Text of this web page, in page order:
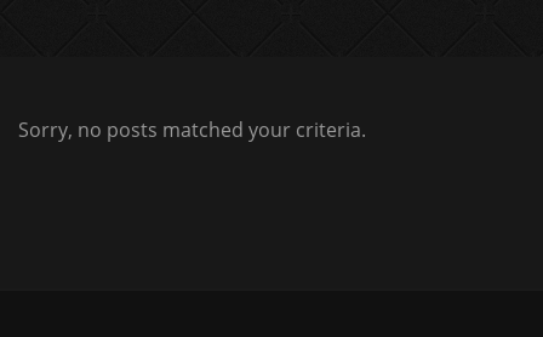
Sorry, no posts matched your criteria.